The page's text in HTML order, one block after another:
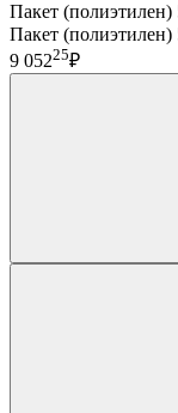
Пакет
Пакет (полиэтилен)
9 05225₽